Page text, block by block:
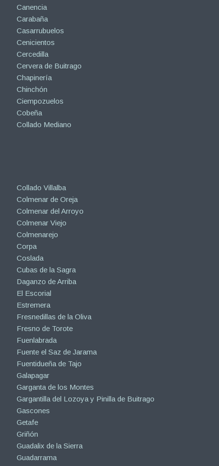
Canencia
Carabaña
Casarrubuelos
Cenicientos
Cercedilla
Cervera de Buitrago
Chapinería
Chinchón
Ciempozuelos
Cobeña
Collado Mediano
Collado Villalba
Colmenar de Oreja
Colmenar del Arroyo
Colmenar Viejo
Colmenarejo
Corpa
Coslada
Cubas de la Sagra
Daganzo de Arriba
El Escorial
Estremera
Fresnedillas de la Oliva
Fresno de Torote
Fuenlabrada
Fuente el Saz de Jarama
Fuentidueña de Tajo
Galapagar
Garganta de los Montes
Gargantilla del Lozoya y Pinilla de Buitrago
Gascones
Getafe
Griñón
Guadalix de la Sierra
Guadarrama